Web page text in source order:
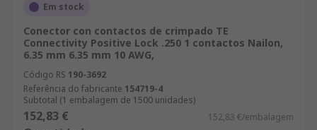
Em stock
Conector con contactos de crimpado TE
Connectivity Positive Lock .250 1 contactos Nailon,
6.35 mm 6.35 mm 10 AWG,
Código RS 190-3692
Referência do fabricante 154719-4
Subtotal (1 embalagem de 1500 unidades)
152,83 € 152,83 €/embalagem